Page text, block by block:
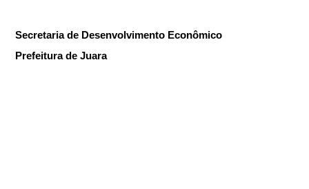
Secretaria de Desenvolvimento Econômico
Prefeitura de Juara